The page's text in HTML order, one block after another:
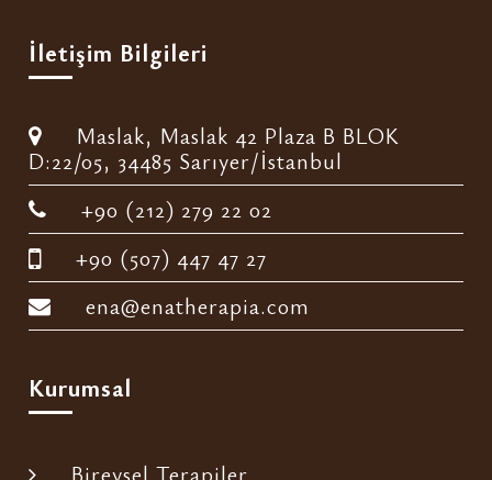
İletişim Bilgileri
Maslak, Maslak 42 Plaza B BLOK
D:22/05, 34485 Sarıyer/İstanbul
+90 (212) 279 22 02
+90 (507) 447 47 27
ena@enatherapia.com
Kurumsal